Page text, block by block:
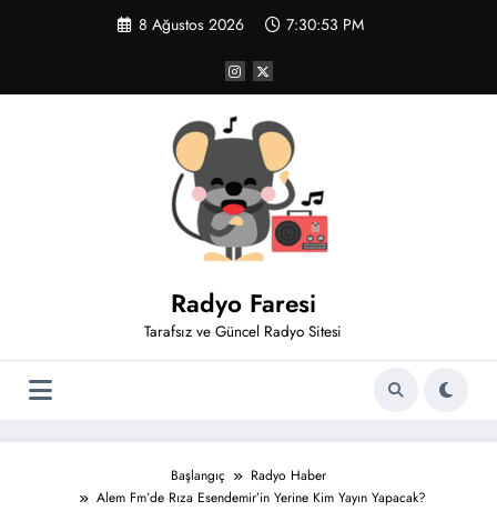
8 Ağustos 2026 7:30:53 PM
Radyo Faresi
Tarafsız ve Güncel Radyo Sitesi
Başlangıç
Radyo Haber
Alem Fm’de Rıza Esendemir’in Yerine Kim Yayın Yapacak?